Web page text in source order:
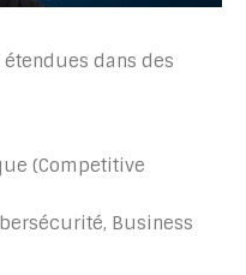
dans des
(Competitive
Business